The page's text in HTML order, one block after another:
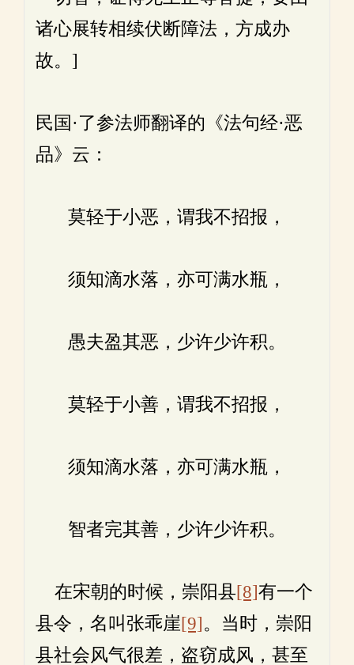
诸心展转相续伏断障法，方成办
故。]
民国·了参法师翻译的《法句经·恶
品》云：
莫轻于小恶，谓我不招报，
须知滴水落，亦可满水瓶，
愚夫盈其恶，少许少许积。
莫轻于小善，谓我不招报，
须知滴水落，亦可满水瓶，
智者完其善，少许少许积。
在宋朝的时候，崇阳县[8]有一个
县令，名叫张乖崖[9]。当时，崇阳
县社会风气很差，盗窃成风，甚至